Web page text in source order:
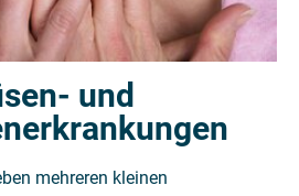
und
mehreren kleinen